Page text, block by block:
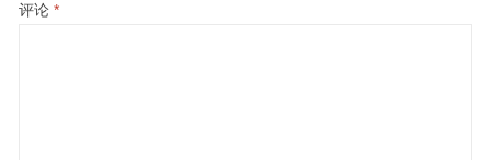
评论 *